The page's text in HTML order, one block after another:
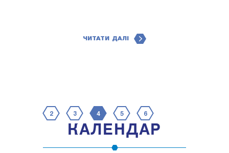
ЧИТАТИ ДАЛІ
2 3 4 5 6
КАЛЕНДАР